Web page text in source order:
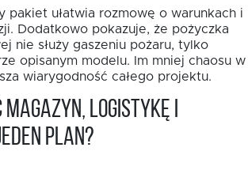
pakiet ułatwia rozmowę o warunkach i
Dodatkowo pokazuje, że pożyczka
nie służy gaszeniu pożaru, tylko
opisanym modelu. Im mniej chaosu w
wiarygodność całego projektu.
magazyn, logistykę i
plan?